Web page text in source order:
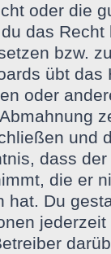
oder die
das
bzw.
übt
oder
und
dass
die er
hat. Du